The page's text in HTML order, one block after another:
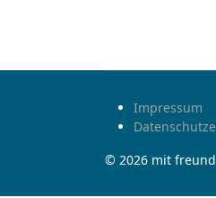
Impressum
© 2026 mit